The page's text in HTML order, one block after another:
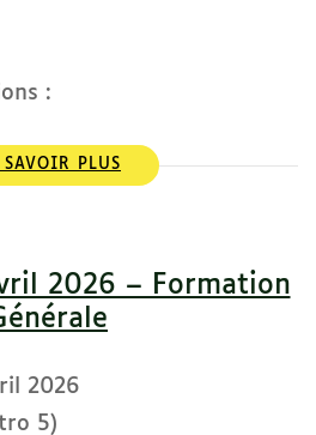
:
SAVOIR PLUS
2026 – Formation
2026
5)